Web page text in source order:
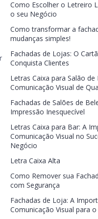
Como Escolher o Letreiro
o seu Negócio
Como transformar a
mudanças simples!
Fachadas de Lojas: O
Conquista Clientes
Letras Caixa para Salão de
Comunicação Visual de
Fachadas de Salões de
Impressão Inesquecível
Letras Caixa para Bar: A
Comunicação Visual no
Negócio
Letra Caixa Alta
Como Remover sua
com Segurança
Fachadas de Loja: A
Comunicação Visual para